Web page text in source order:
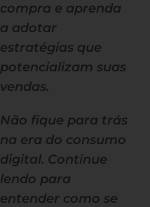
compra e aprenda
a adotar
estratégias que
potencializam suas
vendas.
Não fique para trás
na era do consumo
digital. Continue
lendo para
entender como se